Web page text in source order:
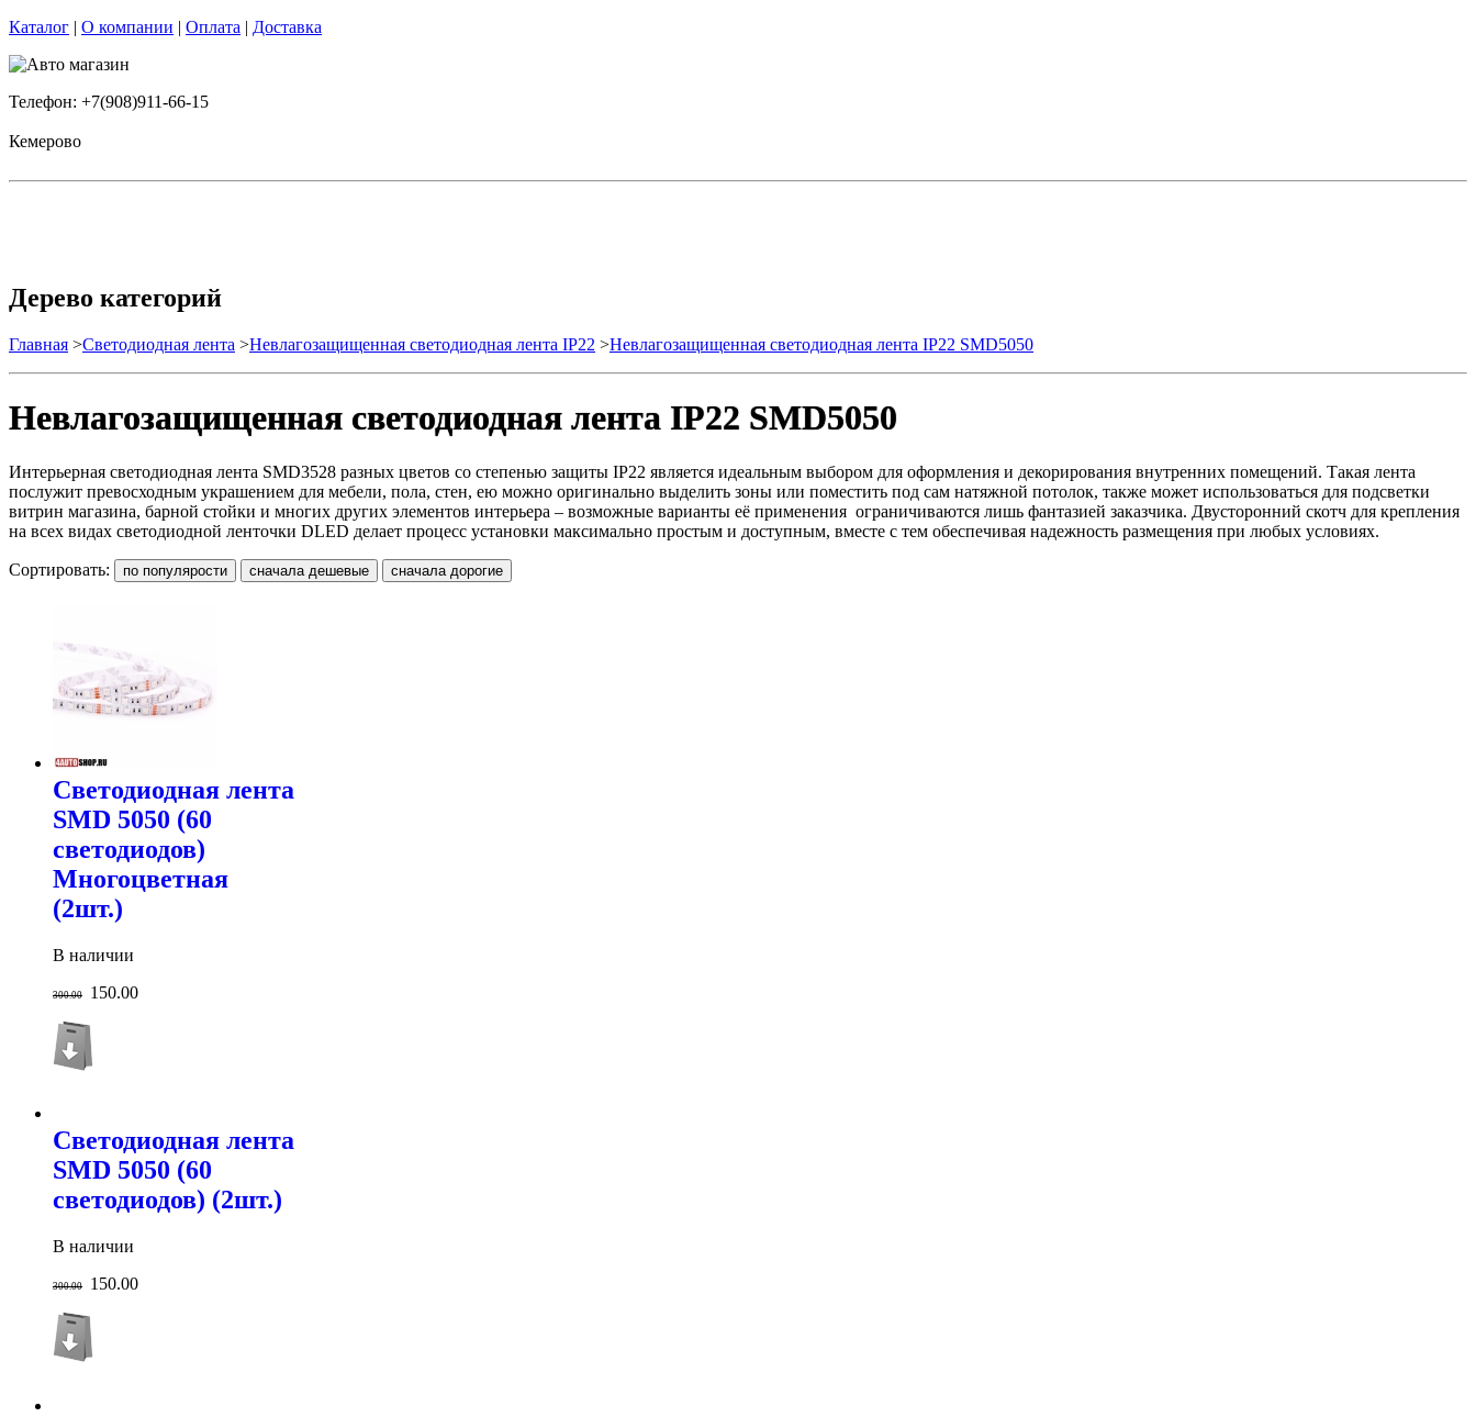
Каталог | О компании | Оплата | Доставка
Телефон: +7(908)911-66-15
Кемерово
Дерево категорий
Главная >Светодиодная лента >Невлагозащищенная светодиодная лента IP22 >Невлагозащищенная светодиодная лента IP22 SMD5050
Невлагозащищенная светодиодная лента IP22 SMD5050
Интерьерная светодиодная лента SMD3528 разных цветов со степенью защиты IP22 является идеальным выбором для оформления и декорирования внутренних помещений. Такая лента
послужит превосходным украшением для мебели, пола, стен, ею можно оригинально выделить зоны или поместить под сам натяжной потолок, также может использоваться для подсветки
витрин магазина, барной стойки и многих других элементов интерьера – возможные варианты её применения ограничиваются лишь фантазией заказчика. Двусторонний скотч для крепления
на всех видах светодиодной ленточки DLED делает процесс установки максимально простым и доступным, вместе с тем обеспечивая надежность размещения при любых условиях.
Сортировать:
Светодиодная лента
SMD 5050 (60
светодиодов)
Многоцветная
(2шт.)
В наличии
300.00 150.00
Светодиодная лента
SMD 5050 (60
светодиодов) (2шт.)
В наличии
300.00 150.00